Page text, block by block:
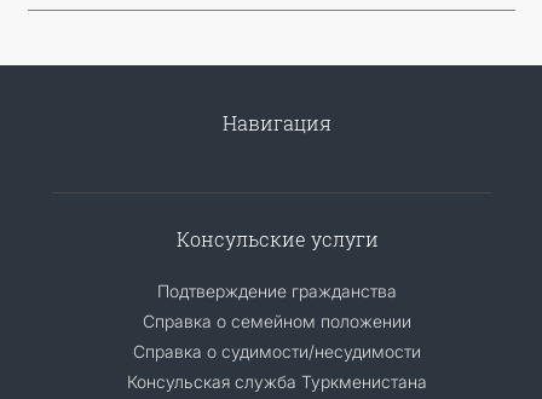
Навигация
Консульские услуги
Подтверждение гражданства
Справка о семейном положении
Справка о судимости/несудимости
Консульская служба Туркменистана